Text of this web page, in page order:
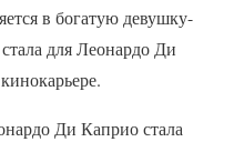
в богатую девушку-
для Леонардо Ди
Ди Каприо стала